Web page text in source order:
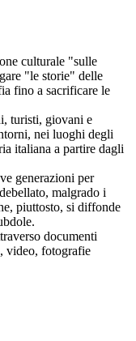
culturale "sulle
"le storie" delle
fino a sacrificare le
turisti, giovani e
nei luoghi degli
italiana a partire dagli
generazioni per
malgrado i
piuttosto, si diffonde
documenti
video, fotografie